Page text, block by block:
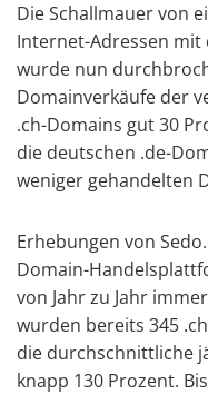
Die Schallmauer von
Internet-Adressen mit
wurde nun
Domainverkäufe der
.ch-Domains gut 30
die deutschen .de-
weniger gehandelten
Erhebungen von
Domain-
von Jahr zu Jahr
wurden bereits 345
die durchschnittliche
knapp 130 Prozent.